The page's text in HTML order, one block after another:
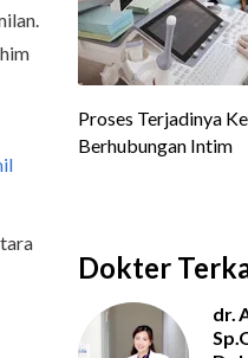
Dokter